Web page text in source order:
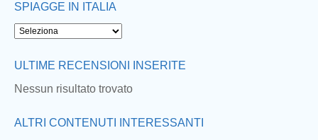
Next
SPIAGGE IN ITALIA
ULTIME RECENSIONI INSERITE
Nessun risultato trovato
ALTRI CONTENUTI INTERESSANTI